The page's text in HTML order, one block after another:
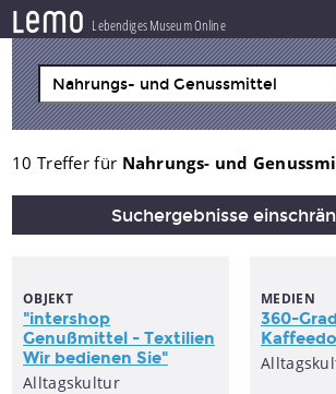
lemo Lebendiges Museum Online
ZEITSTRAHL
THEMEN
ZEITZEUGEN
BESTAND
PROJEKT
10 Treffer für Nahrungs- und
Suchergebnisse
OBJEKT
"intershop
Genußmittel - Textilien
Wir bedienen Sie"
Alltagskultur
MEDIEN
360-